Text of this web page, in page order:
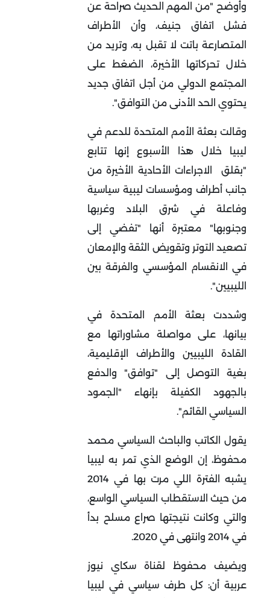
وأوضح "من المهم الحديث صراحة عن
فشل اتفاق جنيف، وأن الأطراف
المتصارعة باتت لا تقبل به، وتريد من
خلال تحركاتها الأخيرة، الضغط على
المجتمع الدولي من أجل اتفاق جديد
يحتوي الحد الأدنى من التوافق".
وقالت بعثة الأمم المتحدة للدعم في
ليبيا خلال هذا الأسبوع إنها تتابع
"بقلق الاجراءات الأحادية الأخيرة من
جانب أطراف ومؤسسات ليبية سياسية
وفاعلة في شرق البلاد وغربها
وجنوبها" معتبرة أنها "تفضي إلى
تصعيد التوتر وتقويض الثقة والإمعان
في الانقسام المؤسسي والفرقة بين
الليبيين".
وشددت بعثة الأمم المتحدة في
بيانها، على مواصلة مشاوراتها مع
القادة الليبيين والأطراف الإقليمية،
بغية التوصل إلى "توافق" والدفع
بالجهود الكفيلة بإنهاء "الجمود
السياسي القائم".
يقول الكاتب والباحث السياسي محمد
محفوظ، إن الوضع الذي تمر به ليبيا
يشبه الفترة اللي مرت بها في 2014
من حيث الاستقطاب السياسي الواسع،
والتي وكانت نتيجتها صراع مسلح بدأ
في 2014 وانتهى في 2020.
ويضيف محفوظ لقناة سكاي نيوز
عربية أن: كل طرف سياسي في ليبيا